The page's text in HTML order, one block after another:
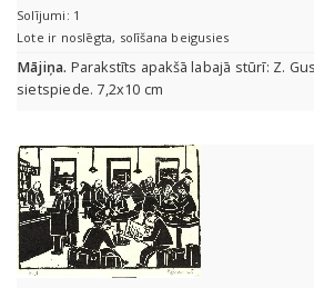
Solījumi: 1
Lote ir noslēgta, solīšana beigusies
Mājiņa. Parakstīts apakšā labajā stūrī: Z.
sietspiede. 7,2x10 cm